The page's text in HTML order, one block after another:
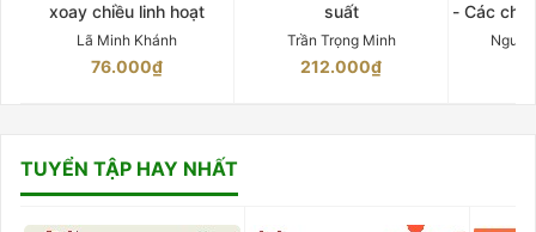
xoay chiều linh hoạt
Lã Minh Khánh
76.000₫
suất
Trần Trọng Minh
212.000₫
- Các
TUYỂN TẬP HAY NHẤT